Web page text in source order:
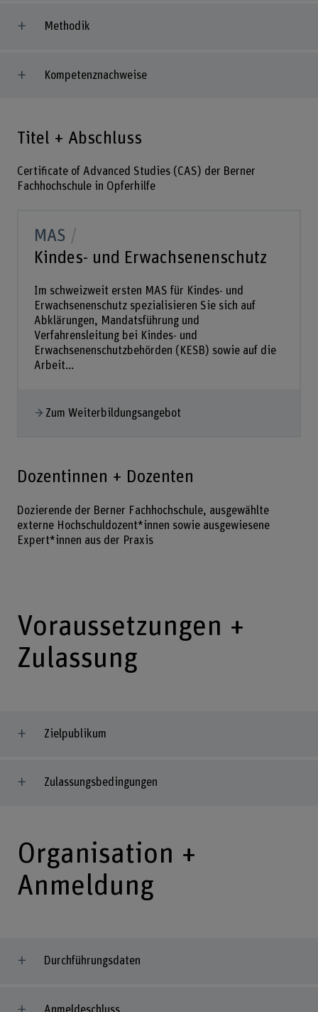
Methodik
Kompetenznachweise
Titel + Abschluss
Certificate of Advanced Studies (CAS) der Berner
Fachhochschule in Opferhilfe
MAS
Kindes- und Erwachsenenschutz
Im schweizweit ersten MAS für Kindes- und
Erwachsenenschutz spezialisieren Sie sich auf
Abklärungen, Mandatsführung und
Verfahrensleitung bei Kindes- und
Erwachsenenschutzbehörden (KESB) sowie auf die
Arbeit...
Zum Weiterbildungsangebot
Dozentinnen + Dozenten
Dozierende der Berner Fachhochschule, ausgewählte
externe Hochschuldozent*innen sowie ausgewiesene
Expert*innen aus der Praxis
Voraussetzungen +
Zulassung
Zielpublikum
Zulassungsbedingungen
Organisation +
Anmeldung
Durchführungsdaten
Anmeldeschluss